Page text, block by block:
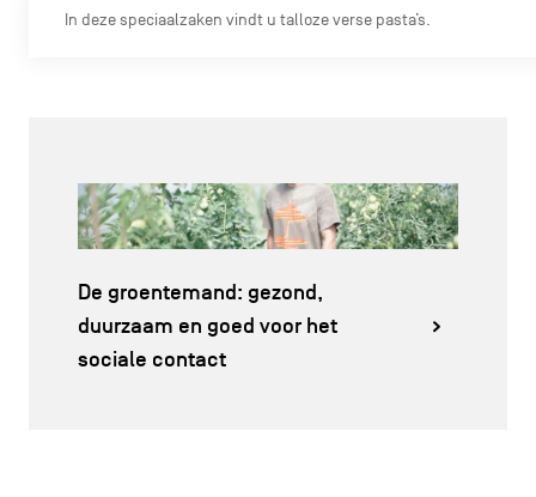
In deze speciaalzaken vindt u talloze verse pasta’s.
De groentemand: gezond,
duurzaam en goed voor het
sociale contact